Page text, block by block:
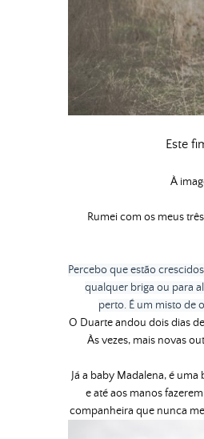
Este
À
Rumei com os meus
Percebo que estão
qualquer briga ou para
perto. É um misto de
O Duarte andou dois dias
Às vezes, mais novas
Já a baby Madalena, éuma
e até aos manos
companheira que nunca